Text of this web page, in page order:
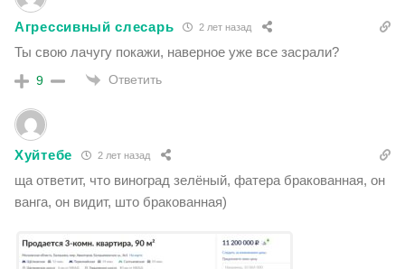
Агрессивный слесарь 2 лет назад
Ты свою лачугу покажи, наверное уже все засрали?
9 Ответить
Хуйтебе 2 лет назад
ща ответит, что виноград зелёный, фатера бракованная, он
ванга, он видит, што бракованная)